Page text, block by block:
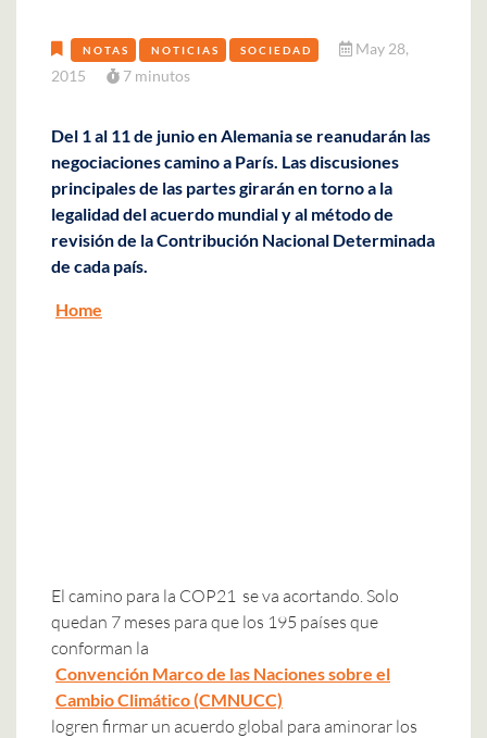
NOTAS NOTICIAS SOCIEDAD
May 28,
2015
7 minutos
Del 1 al 11 de junio en Alemania se reanudarán las
negociaciones camino a París. Las discusiones
principales de las partes girarán en torno a la
legalidad del acuerdo mundial y al método de
revisión de la Contribución Nacional Determinada
de cada país.
Home
El camino para la COP21 se va acortando. Solo
quedan 7 meses para que los 195 países que
conforman la
Convención Marco de las Naciones sobre el
Cambio Climático (CMNUCC)
logren firmar un acuerdo global para aminorar los